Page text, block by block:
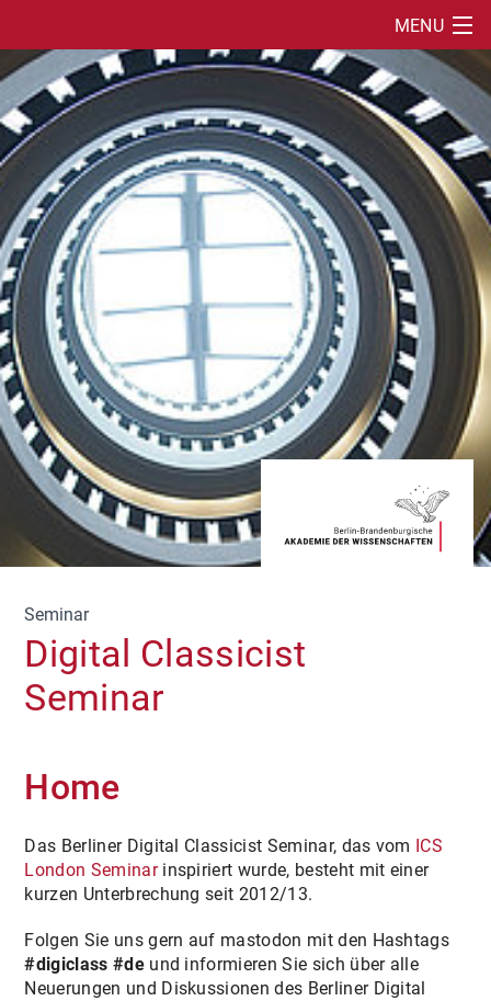
MENU
SUCHE
HOME
ÜBER
FÜR STUDIERENDE
SEMINARPROGRAMME
CALL FOR PAPERS
Seminar
Digital Classicist
Seminar
Home
Das Berliner Digital Classicist Seminar, das vom ICS
London Seminarinspiriert wurde, besteht mit einer
kurzen Unterbrechung seit 2012/13.
Folgen Sie uns gern auf mastodon mit den Hashtags
#digiclass #deund informieren Sie sich über alle
Neuerungen und Diskussionen des Berliner Digital